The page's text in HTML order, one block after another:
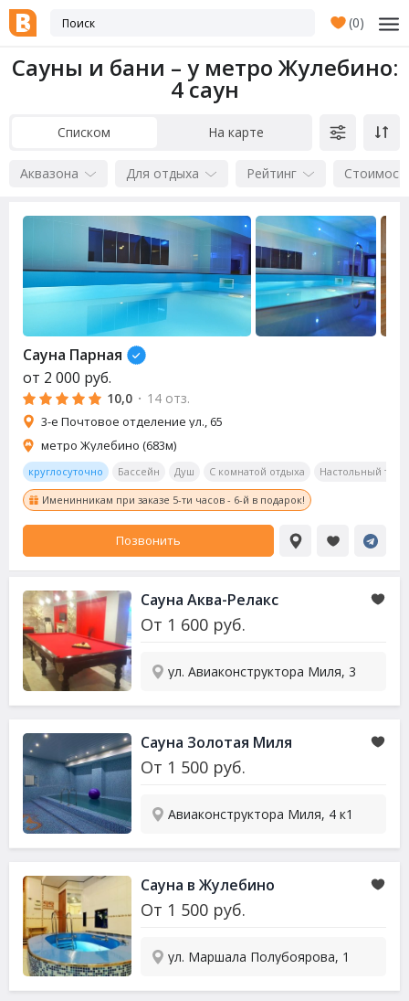
(0)
Сауны и бани – у метро Жулебино:
4 саун
Списком На карте
Аквазона Для отдыха Рейтинг
Сауна Парная
от 2 000 руб.
10,0 · 14 отз.
3-е Почтовое отделение ул., 65
метро Жулебино (683м)
круглосуточно Бассейн Душ С комнатой отдыха Настольный
Именинникам при заказе 5-ти часов - 6-й в подарок!
Позвонить
Сауна Аква-Релакс
От 1 600 руб.
ул. Авиаконструктора Миля, 3
Сауна Золотая Миля
От 1 500 руб.
Авиаконструктора Миля, 4 к1
Сауна в Жулебино
От 1 500 руб.
ул. Маршала Полубоярова, 1